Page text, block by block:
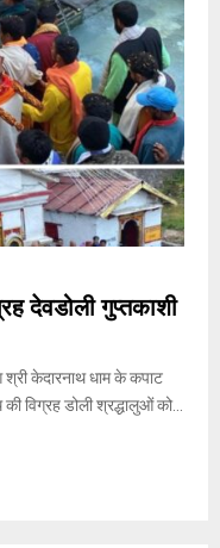
देवडोली गुप्तकाशी
केदारनाथ धाम के कपाट
विग्रह डोली श्रद्धालुओं को...